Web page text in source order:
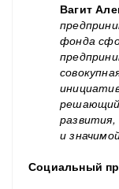
Вагит
фонда
решающий
и
Социальный